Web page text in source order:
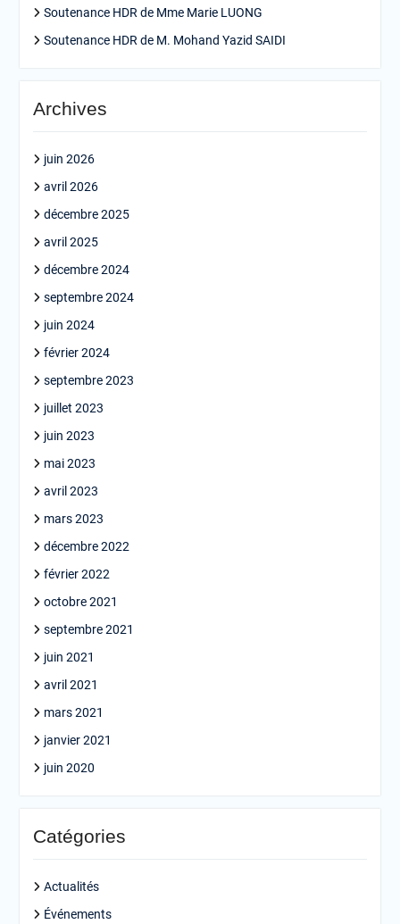
Soutenance HDR de Mme Marie LUONG
Soutenance HDR de M. Mohand Yazid SAIDI
Archives
juin 2026
avril 2026
décembre 2025
avril 2025
décembre 2024
septembre 2024
juin 2024
février 2024
septembre 2023
juillet 2023
juin 2023
mai 2023
avril 2023
mars 2023
décembre 2022
février 2022
octobre 2021
septembre 2021
juin 2021
avril 2021
mars 2021
janvier 2021
juin 2020
Catégories
Actualités
Événements